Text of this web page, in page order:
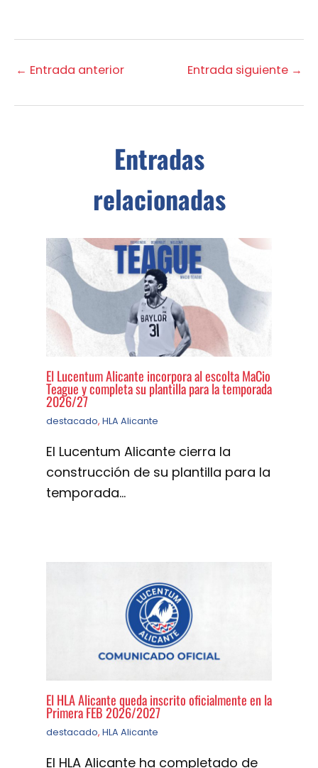
← Entrada anterior Entrada siguiente →
Entradas
relacionadas
El Lucentum Alicante incorpora al escolta MaCio
Teague y completa su plantilla para la temporada
2026/27
destacado, HLA Alicante
El Lucentum Alicante cierra la
construcción de su plantilla para la
temporada…
El HLA Alicante queda inscrito oficialmente en la
Primera FEB 2026/2027
destacado, HLA Alicante
El HLA Alicante ha completado de